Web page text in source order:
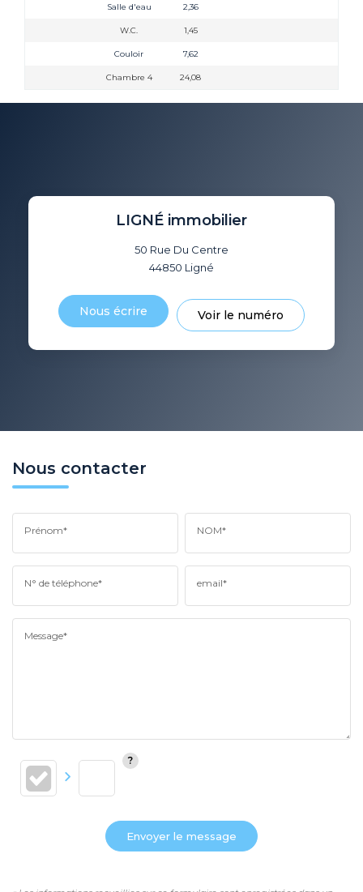
Salle d'eau 2,36
W.C. 1,45
Couloir 7,62
Chambre 4 24,08
LIGNÉ immobilier
50 Rue Du Centre
44850 Ligné
Nous écrire Voir le numéro
Nous contacter
Prénom* NOM*
N° de téléphone* email*
Message*
Envoyer le message